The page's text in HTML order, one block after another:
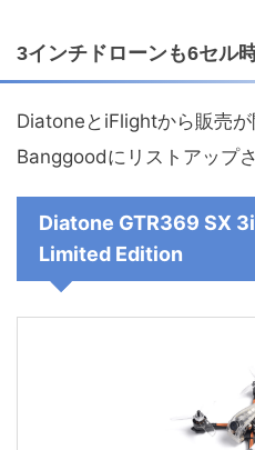
3インチドローンも6セル
DiatoneとiFlightから販売
Banggoodにリストアップ
Diatone GTR369 SX
Limited Edition